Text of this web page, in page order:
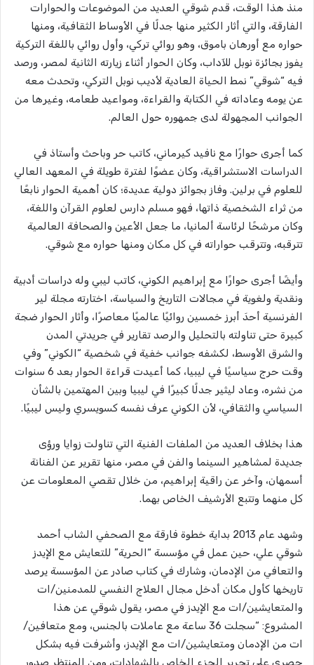
منذ هذا الوقت، قدم شوقي العديد من الموضوعات والحوارات
الفارقة، والتي أثار الكثير منها جدلًا في الأوساط الثقافية، ومنها
حواره مع أورهان باموق، وهو روائي تركي، وأول روائي باللغة التركية
يفوز بجائزة نوبل للآداب، وكان الحوار أثناء زيارته الثانية لمصر، ورصد
فيه “شوقي” نمط الحياة العادية لأديب نوبل التركي، وتحدث معه
عن يومه وعاداته في الكتابة والقراءة، ومواعيد طعامه، وغيرها من
الجوانب المجهولة لدى جمهوره حول العالم.
كما أجرى حوارًا مع نافيد كيرماني، كاتب حر وباحث وأستاذ في
الدراسات الاستشراقية، وكان عضوًا لفترة طويلة في المعهد العالي
للعلوم في برلين. وفاز بجوائز دولية عديدة؛ كان أهمية الحوار نابعًا
من ثراء الشخصية ذاتها، فهو مسلم دارس لعلوم القرآن واللغة،
وكان مرشحًا لرئاسة ألمانيا، ما جعل الأعين والصحافة العالمية
تترقبه، وتترقب حواراته في كل مكان ومنها حواره مع شوقي.
وأيضًا أجرى حوارًا مع إبراهيم الكوني، كاتب ليبي وله دراسات أدبية
ونقدية ولغوية في مجالات التاريخ والسياسة، اختارته مجلة لير
الفرنسية أحدَ أبرز خمسين روائيًا عالميًا معاصرًا، وأثار الحوار ضجة
كبيرة حتى تناولته بالتحليل والرصد تقارير في جريدتي المدن
والشرق الأوسط، لكشفه جوانب خفية في شخصية “الكوني” وفي
وقت حرج سياسيًا في ليبيا، كما أعيدت قراءة الحوار بعد 6 سنوات
من نشره، وعاد ليثير جدلًا كبيرًا في ليبيا وبين المهتمين بالشأن
السياسي والثقافي، لأن الكوني عرف نفسه كسويسري وليس ليبيًا.
هذا بخلاف العديد من الملفات الفنية التي تناولت زوايا ورؤى
جديدة لمشاهير السينما والفن في مصر، منها تقرير عن الفنانة
أسمهان، وآخر عن راقية إبراهيم، من خلال تقصي المعلومات عن
كل منهما وتتبع الأرشيف الخاص بهما.
وشهد عام 2013 بداية خطوة فارقة مع الصحفي الشاب أحمد
شوقي علي، حين عمل في مؤسسة “الحرية” للتعايش مع الإيدز
والتعافي من الإدمان، وشارك في كتاب صادر عن المؤسسة يرصد
تاريخها كأول مكان أدخل مجال العلاج النفسي للمدمنين/ات
والمتعايشين/ات مع الإيدز في مصر، يقول شوقي عن هذا
المشروع: “سجلت 36 ساعة مع عاملات بالجنس، ومع متعافين/
ات من الإدمان ومتعايشين/ات مع الإيدز، وأشرفت فيه بشكل
حصري على تحرير الجزء الخاص بالشهادات، ومن المنتظر صدور